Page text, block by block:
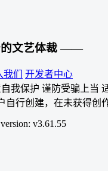
的文艺体裁 ——
们
开发者中心
我保护 谨防受骗上当
行创建，在未获得创
v3.61.55